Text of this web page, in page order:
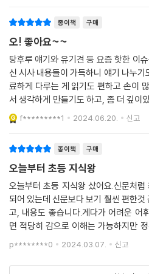
종이책 구매
오! 좋아요~~
탕후루 얘기와 유기견 등 요즘 핫한 이
신 시사 내용들이 가득하니 얘기 나누
료하게 다루는 게 읽기도 편하고 손이
서 생각하게 만들기도 하고, 좀 더 깊이
터넷과 쇼츠보다 이 초등 지식왕 몇장씩
f*********1 2024.06.20. 신고
종이책 구매
오늘부터 초등 지식왕
오늘부터 초등 지식왕 샀어요.신문처
되어 있는데 신문보다 보기 훨씬 편한
고, 내용도 좋습니다.게다가 어려운 어
면 적당히 감으로 이해는 가능하지만
리되어있어서 보기 편합니다.내용 이해
가 있고, 내 생각을
p********0 2024.03.07. 신고